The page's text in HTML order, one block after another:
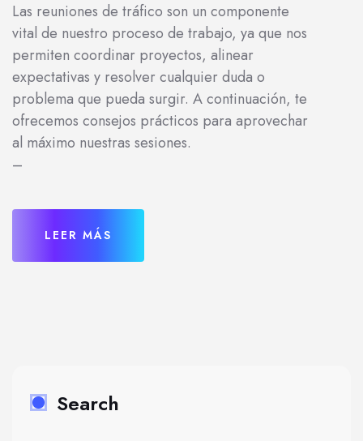
Las reuniones de tráfico son un componente
vital de nuestro proceso de trabajo, ya que nos
permiten coordinar proyectos, alinear
expectativas y resolver cualquier duda o
problema que pueda surgir. A continuación, te
ofrecemos consejos prácticos para aprovechar
al máximo nuestras sesiones.
–
LEER MÁS
Search